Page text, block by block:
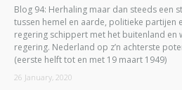
Blog 94: Herhaling maar dan steeds een
tussen hemel en aarde, politieke partijen
regering schippert met het buitenland en
regering. Nederland op z’n achterste
(eerste helft tot en met 19 maart 1949)
26 January, 2020